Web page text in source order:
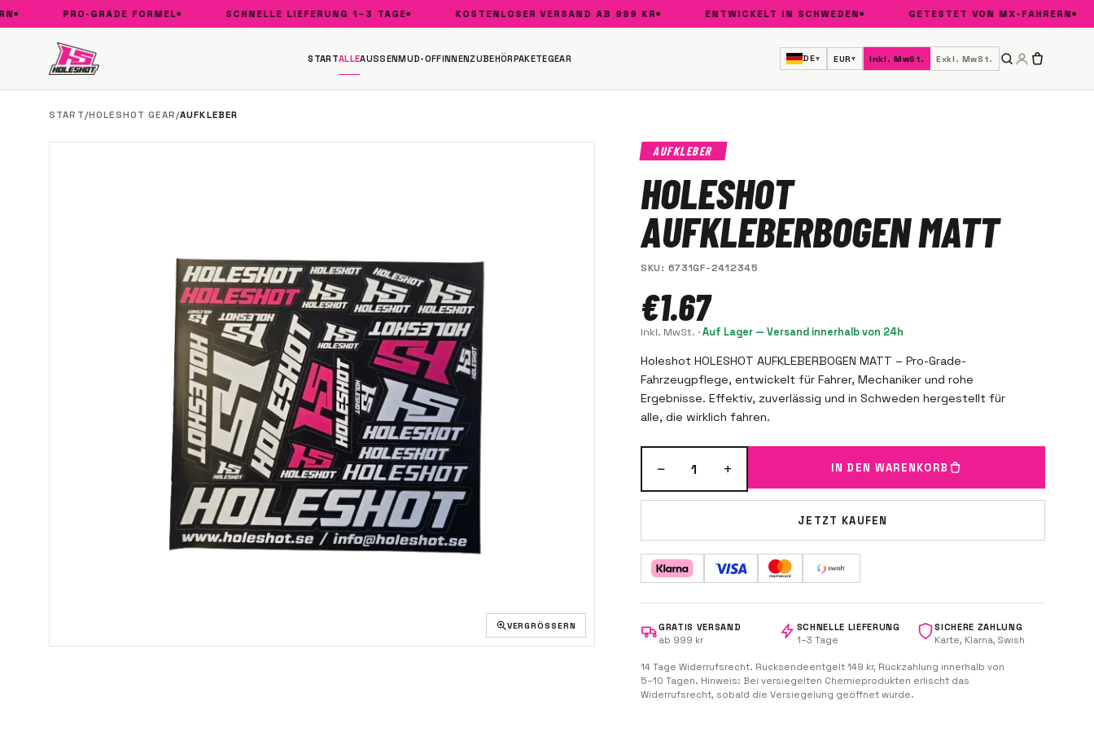
PRO-GRADE FORMEL SCHNELLE LIEFERUNG 1–3 TAGE KOSTENLOSER VERSAND AB 999 KR ENTWICKELT IN SCHWEDEN GETESTET VON MX-FAHRERN
STARTALLEAUSSENMUD-OFFINNENZUBEHÖRPAKETEGEAR DE▾ EUR▾ Inkl. MwSt. Exkl. MwSt.
START/HOLESHOT GEAR/AUFKLEBER
VERGRÖSSERN
AUFKLEBER
HOLESHOT
AUFKLEBERBOGEN MATT
SKU: 6731GF-2412345
€1.67
Inkl. MwSt. ·Auf Lager — Versand innerhalb von 24h
Holeshot HOLESHOT AUFKLEBERBOGEN MATT – Pro-Grade-
Fahrzeugpflege, entwickelt für Fahrer, Mechaniker und rohe
Ergebnisse. Effektiv, zuverlässig und in Schweden hergestellt für
alle, die wirklich fahren.
− 1 + IN DEN WARENKORB
JETZT KAUFEN
GRATIS VERSAND
ab 999 kr
SCHNELLE LIEFERUNG
1–3 Tage
SICHERE ZAHLUNG
Karte, Klarna, Swish
14 Tage Widerrufsrecht. Rücksendeentgelt 149 kr, Rückzahlung innerhalb von
5–10 Tagen. Hinweis: Bei versiegelten Chemieprodukten erlischt das
Widerrufsrecht, sobald die Versiegelung geöffnet wurde.